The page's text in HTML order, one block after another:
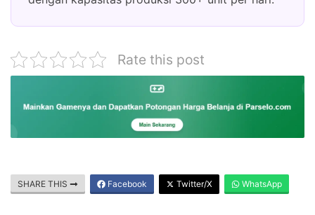
Rate this post
SHARE THIS Facebook Twitter/X WhatsApp